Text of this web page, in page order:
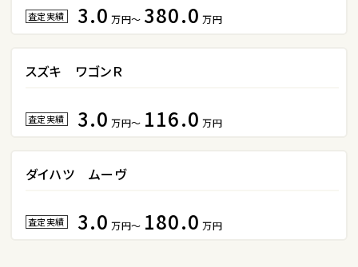
ＳＵＶ・クロカン
ヤリスクロス
ハリアー
査定実績 3.0 万円～ 380.0 万円
スズキ ワゴンＲ
査定実績 3.0 万円～ 116.0 万円
ダイハツ ムーヴ
査定実績 3.0 万円～ 180.0 万円